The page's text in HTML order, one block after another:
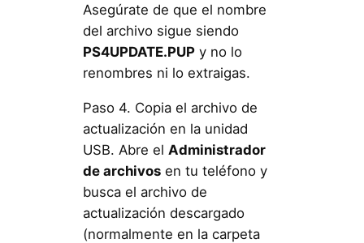
Asegúrate de que el nombre
del archivo sigue siendo
PS4UPDATE.PUPy no lo
renombres ni lo extraigas.
Paso 4. Copia el archivo de
actualización en la unidad
USB. Abre el Administrador
de archivosen tu teléfono y
busca el archivo de
actualización descargado
(normalmente en la carpeta